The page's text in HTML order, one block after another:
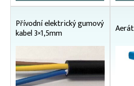
Lodní motory závěsné Honda
Násady na kesery a saky
Nevody
Nosítka na ryby, rukávy na nošení
Odchovné bazény a žlaby
Přívodní elektrický gumový
kabel 3×1,5mm